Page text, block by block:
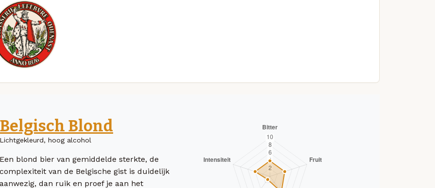
Belgisch Blond
Lichtgekleurd, hoog alcohol
Een blond bier van gemiddelde sterkte, de
complexiteit van de Belgische gist is duidelijk
aanwezig, dan ruik en proef je aan het